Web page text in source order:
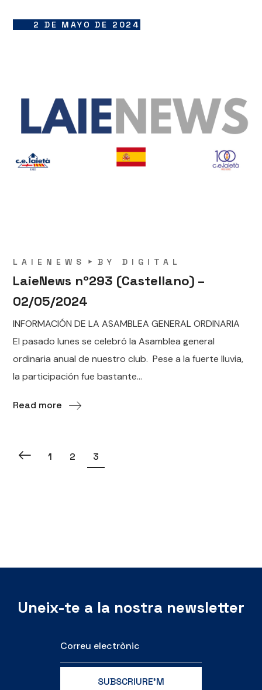
2 DE MAYO DE 2024
LAIENEWS BYDIGITAL
LaieNews nº293 (Castellano) –
02/05/2024
INFORMACIÓN DE LA ASAMBLEA GENERAL ORDINARIA
El pasado lunes se celebró la Asamblea general
ordinaria anual de nuestro club. Pese a la fuerte lluvia,
la participación fue bastante...
Read more
1 2 3
Uneix-te a la nostra newsletter